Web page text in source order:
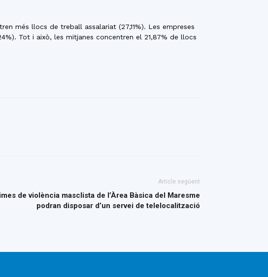
més llocs de treball assalariat (27,11%). Les empreses
Tot i això, les mitjanes concentren el 21,87% de llocs
Article següent
de violència masclista de l’Àrea Bàsica del Maresme
podran disposar d’un servei de telelocalització